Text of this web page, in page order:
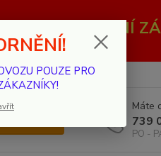
PRO SMLUVNÍ
Máte
739
PO -
POUZE PRO